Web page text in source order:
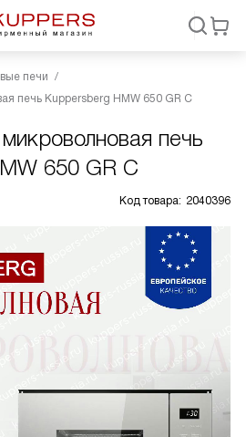
печи
печь Kuppersberg HMW 650 GR C
печь
650 GR C
Код товара: 2040396